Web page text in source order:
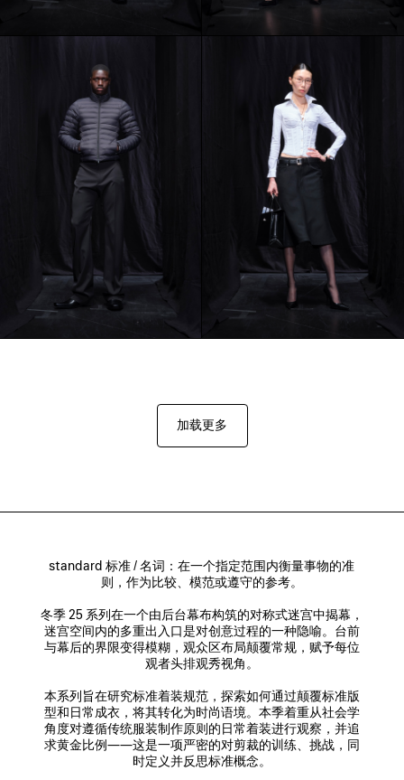
加载更多
standard 标准 / 名词：在一个指定范围内衡量事物的准
则，作为比较、模范或遵守的参考。
冬季 25 系列在一个由后台幕布构筑的对称式迷宫中揭幕，
迷宫空间内的多重出入口是对创意过程的一种隐喻。台前
与幕后的界限变得模糊，观众区布局颠覆常规，赋予每位
观者头排观秀视角。
本系列旨在研究标准着装规范，探索如何通过颠覆标准版
型和日常成衣，将其转化为时尚语境。本季着重从社会学
角度对遵循传统服装制作原则的日常着装进行观察，并追
求黄金比例——这是一项严密的对剪裁的训练、挑战，同
时定义并反思标准概念。